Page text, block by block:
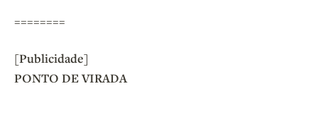
========
[Publicidade]
PONTO DE VIRADA